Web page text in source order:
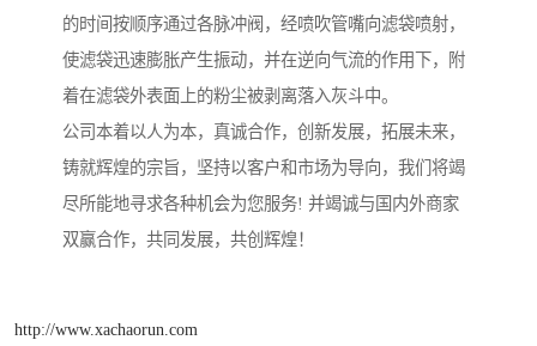
的时间按顺序通过各脉冲阀，经喷吹管嘴向滤袋喷射，
使滤袋迅速膨胀产生振动，并在逆向气流的作用下，附
着在滤袋外表面上的粉尘被剥离落入灰斗中。
公司本着以人为本，真诚合作，创新发展，拓展未来，
铸就辉煌的宗旨，坚持以客户和市场为导向，我们将竭
尽所能地寻求各种机会为您服务! 并竭诚与国内外商家
双赢合作，共同发展，共创辉煌！
http://www.xachaorun.com